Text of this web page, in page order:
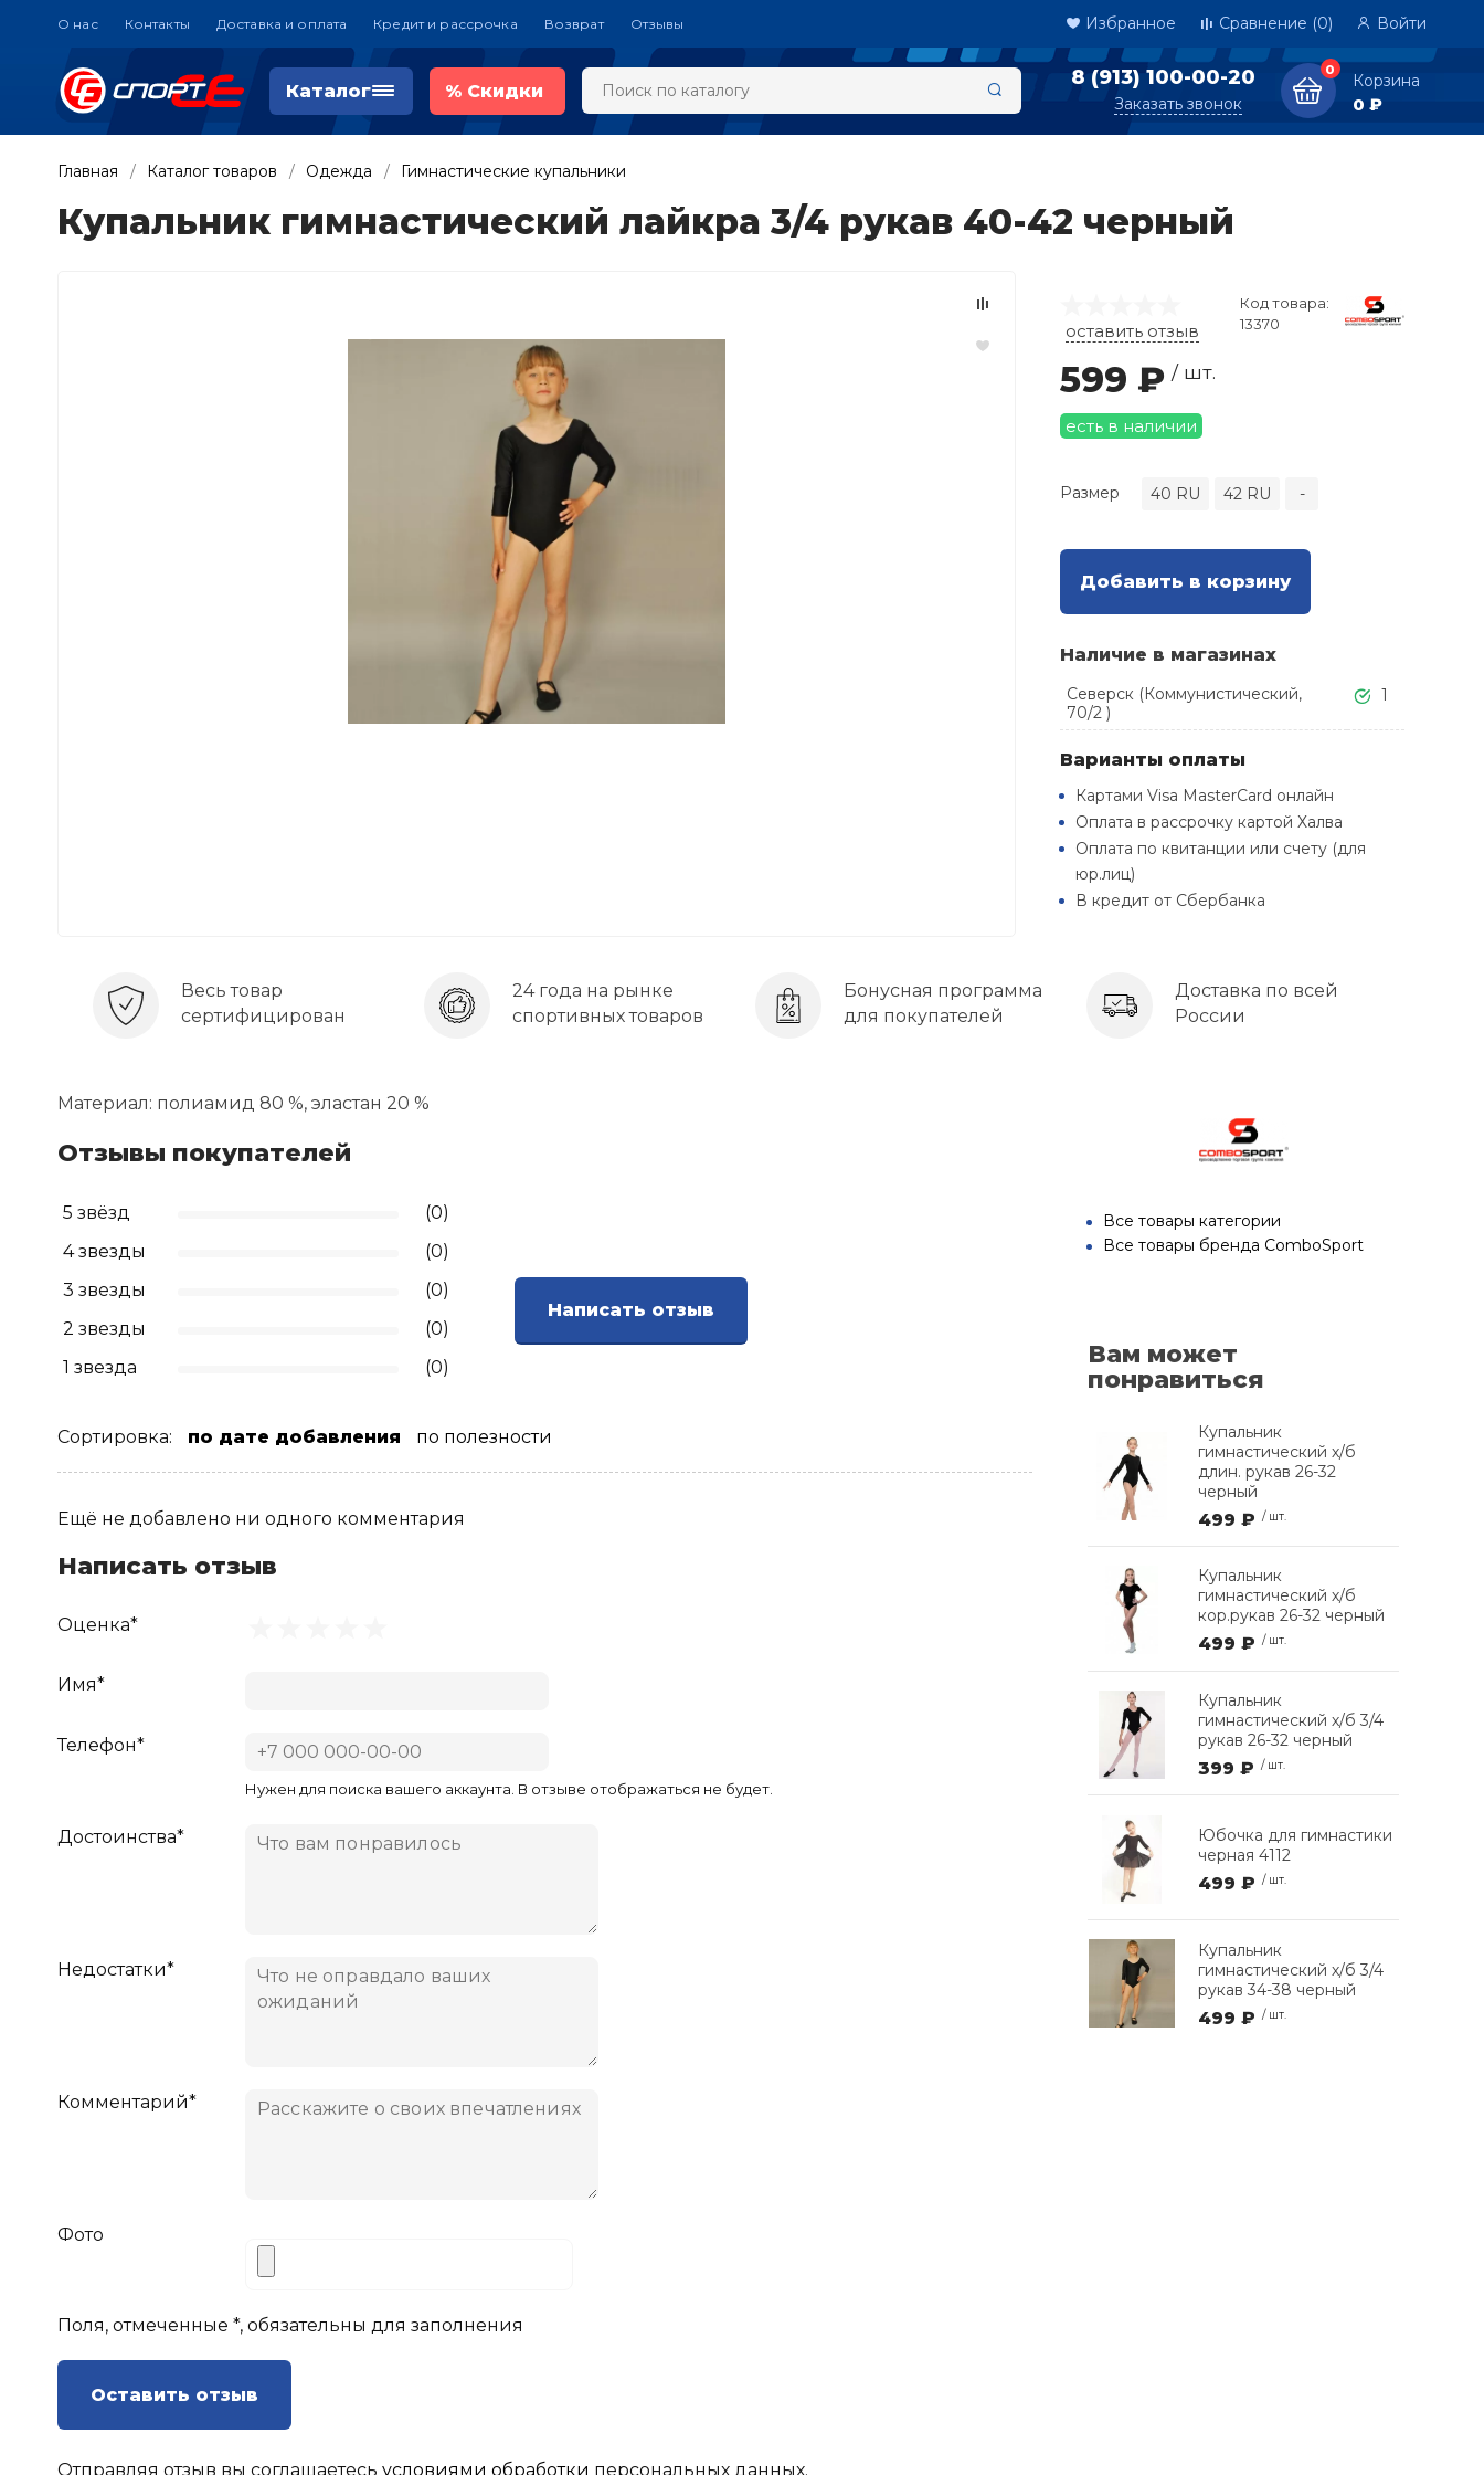
О нас Контакты Доставка и оплата Кредит и рассрочка Возврат Отзывы Избранное Сравнение (0) Войти
Каталог % Скидки
8 (913) 100-00-20
Заказать звонок
0
Корзина
0 ₽
Главная Каталог товаров Одежда Гимнастические купальники
Купальник гимнастический лайкра 3/4 рукав 40-42 черный
оставить отзыв
Код товара:
13370
599 ₽ / шт.
есть в наличии
Размер 40 RU 42 RU -
Добавить в корзину
Наличие в магазинах
Северск (Коммунистический,
70/2 )
1
Варианты оплаты
Картами Visa MasterCard онлайн
Оплата в рассрочку картой Халва
Оплата по квитанции или счету (для
юр.лиц)
В кредит от Сбербанка
Весь товар
сертифицирован
24 года на рынке
спортивных товаров
Бонусная программа
для покупателей
Доставка по всей
России
Материал: полиамид 80 %, эластан 20 %
Отзывы покупателей
5 звёзд
(0)
4 звезды
(0)
3 звезды
(0)
2 звезды
(0)
1 звезда
(0)
Написать отзыв
Сортировка: по дате добавления по полезности
Ещё не добавлено ни одного комментария
Написать отзыв
Оценка*
Имя*
Телефон*
Нужен для поиска вашего аккаунта. В отзыве отображаться не будет.
Достоинства*
Недостатки*
Комментарий*
Фото
Поля, отмеченные *, обязательны для заполнения
Оставить отзыв
Отправляя отзыв вы соглашаетесь условиями обработки персональных данных.
Все товары категории
Все товары бренда ComboSport
Вам может
понравиться
Купальник
гимнастический х/б
длин. рукав 26-32
черный
499 ₽ / шт.
Купальник
гимнастический х/б
кор.рукав 26-32 черный
499 ₽ / шт.
Купальник
гимнастический х/б 3/4
рукав 26-32 черный
399 ₽ / шт.
Юбочка для гимнастики
черная 4112
499 ₽ / шт.
Купальник
гимнастический х/б 3/4
рукав 34-38 черный
499 ₽ / шт.